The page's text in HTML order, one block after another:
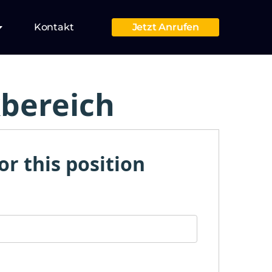
Kontakt Jetzt Anrufen
this position